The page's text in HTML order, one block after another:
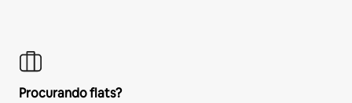
Procurando flats?